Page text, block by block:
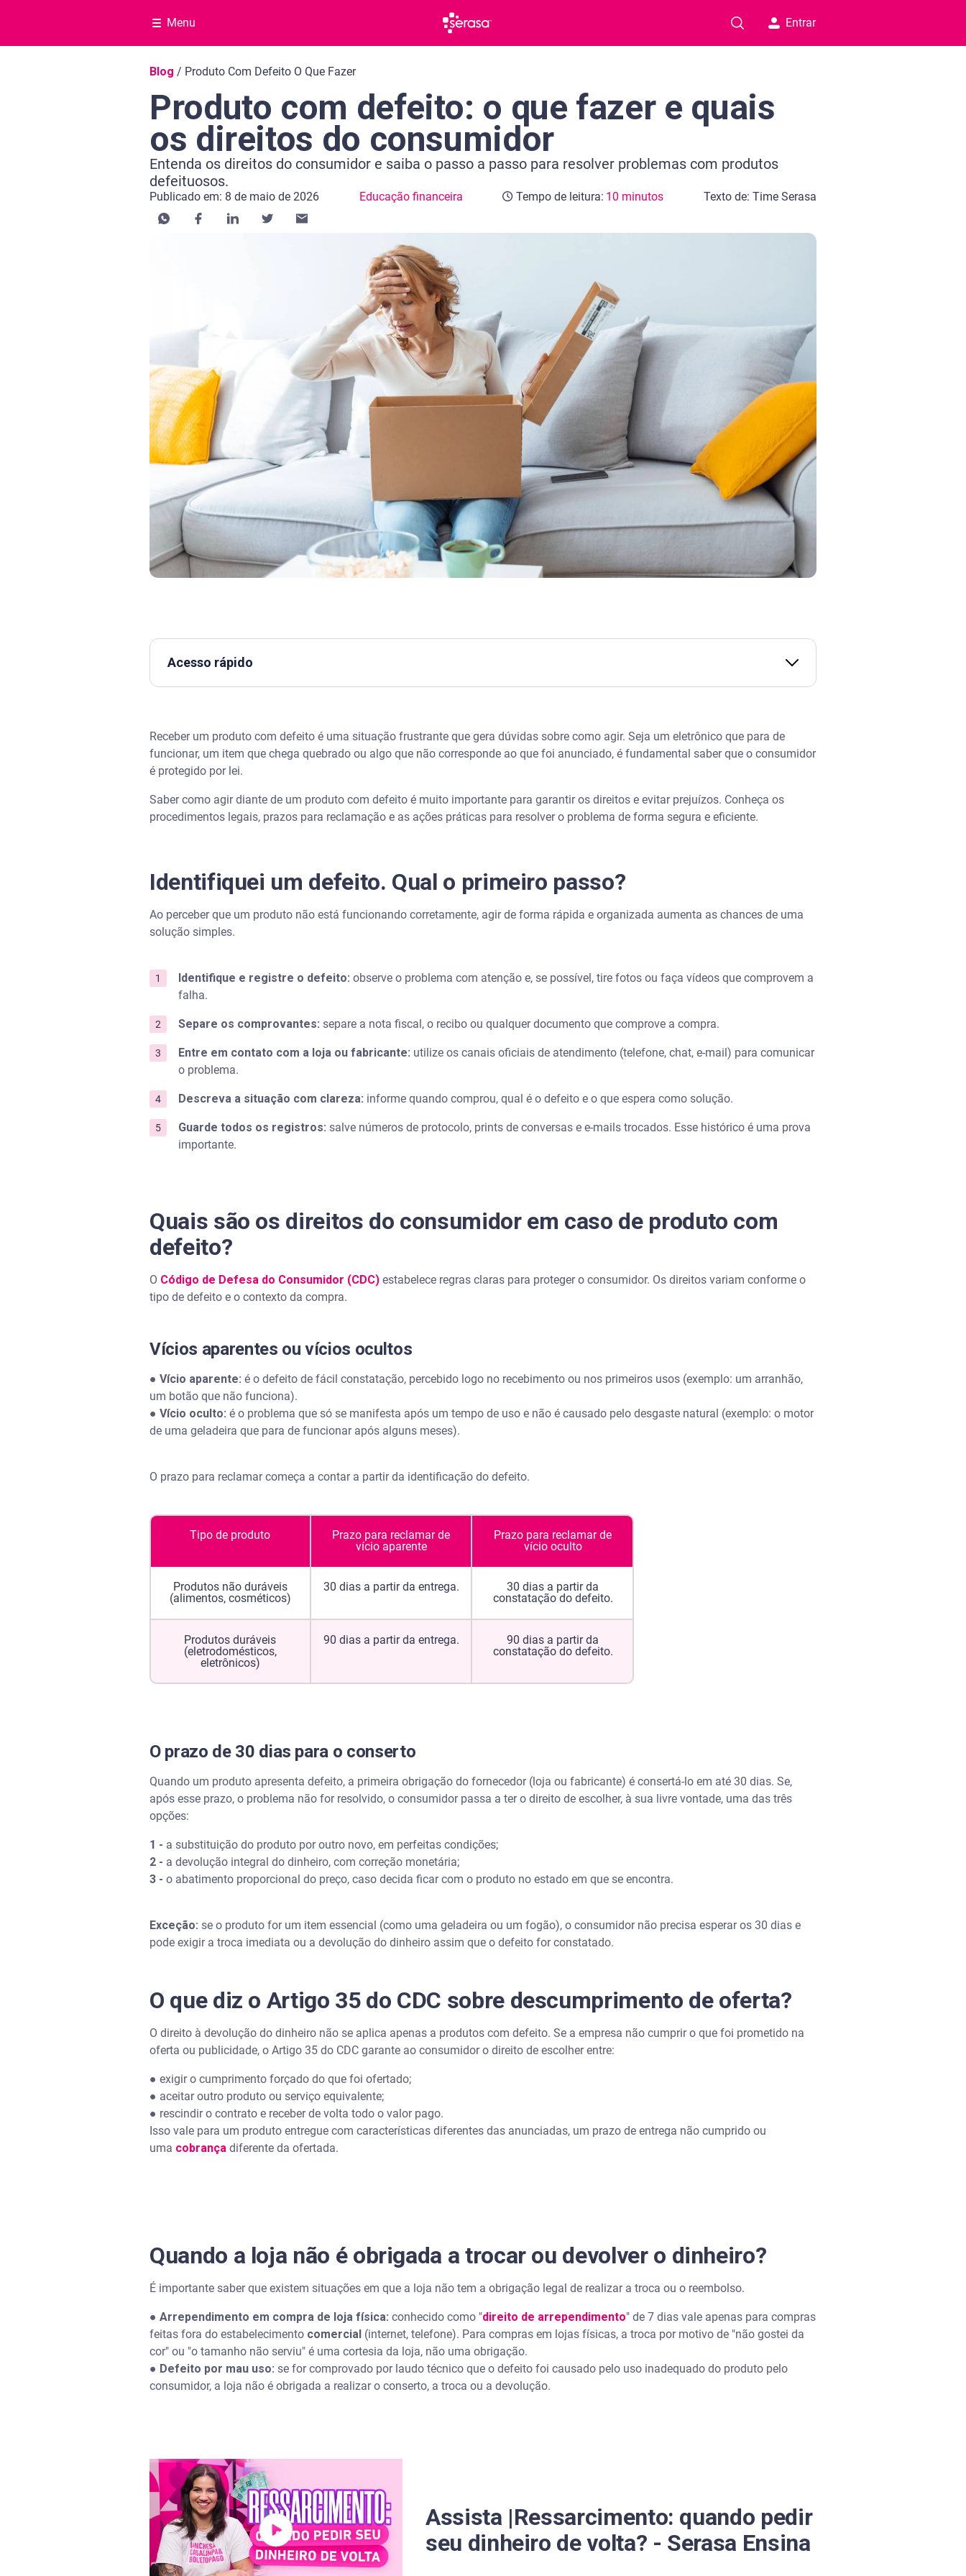
Menu Entrar
Navegação do blog
Blog / Produto Com Defeito O Que Fazer
Produto com defeito: o que fazer e quais
os direitos do consumidor
Entenda os direitos do consumidor e saiba o passo a passo para resolver problemas com produtos
defeituosos.
Publicado em: 8 de maio de 2026 Educação financeira
Categoria Educação financeira Tempo de leitura: 10 minutos
Tempo de leitura: 10 minutos Texto de: Time Serasa
Acesso rápido
Quais são os direitos do consumidor em caso de produto com defeito?
Vícios aparentes ou vícios ocultos
O prazo de 30 dias para o conserto
Quando a loja não é obrigada a trocar ou devolver o dinheiro?
Assista |Ressarcimento: quando pedir seu dinheiro de volta? - Serasa Ensina
Checklist de reclamação:
Conheça seus direitos e proteja sua saúde financeira
Perguntas frequentes sobre produto com defeito
Quais são os direitos do consumidor ao receber um produto com defeito?
Qual o prazo para solicitar a troca ou devolução de um produto defeituoso?
É obrigatório apresentar a nota fiscal para reclamar?
Receber um produto com defeito é uma situação frustrante que gera dúvidas sobre como agir. Seja um eletrônico que para de
funcionar, um item que chega quebrado ou algo que não corresponde ao que foi anunciado, é fundamental saber que o consumidor
é protegido por lei.
Saber como agir diante de um produto com defeito é muito importante para garantir os direitos e evitar prejuízos. Conheça os
procedimentos legais, prazos para reclamação e as ações práticas para resolver o problema de forma segura e eficiente.
Identifiquei um defeito. Qual o primeiro passo?
Ao perceber que um produto não está funcionando corretamente, agir de forma rápida e organizada aumenta as chances de uma
solução simples.
Identifique e registre o defeito: observe o problema com atenção e, se possível, tire fotos ou faça vídeos que comprovem a
falha.
Separe os comprovantes: separe a nota fiscal, o recibo ou qualquer documento que comprove a compra.
Entre em contato com a loja ou fabricante: utilize os canais oficiais de atendimento (telefone, chat, e-mail) para comunicar
o problema.
Descreva a situação com clareza: informe quando comprou, qual é o defeito e o que espera como solução.
Guarde todos os registros: salve números de protocolo, prints de conversas e e-mails trocados. Esse histórico é uma prova
importante.
Quais são os direitos do consumidor em caso de produto com
defeito?
O Código de Defesa do Consumidor (CDC) estabelece regras claras para proteger o consumidor. Os direitos variam conforme o
tipo de defeito e o contexto da compra.
Vícios aparentes ou vícios ocultos
● Vício aparente: é o defeito de fácil constatação, percebido logo no recebimento ou nos primeiros usos (exemplo: um arranhão,
um botão que não funciona).
● Vício oculto: é o problema que só se manifesta após um tempo de uso e não é causado pelo desgaste natural (exemplo: o motor
de uma geladeira que para de funcionar após alguns meses).
O prazo para reclamar começa a contar a partir da identificação do defeito.
Tipo de produto
Prazo para reclamar de
vício aparente
Prazo para reclamar de
vício oculto
Produtos não duráveis
(alimentos, cosméticos)
30 dias a partir da entrega.
30 dias a partir da
constatação do defeito.
Produtos duráveis
(eletrodomésticos,
eletrônicos)
90 dias a partir da entrega.
90 dias a partir da
constatação do defeito.
O prazo de 30 dias para o conserto
Quando um produto apresenta defeito, a primeira obrigação do fornecedor (loja ou fabricante) é consertá-lo em até 30 dias. Se,
após esse prazo, o problema não for resolvido, o consumidor passa a ter o direito de escolher, à sua livre vontade, uma das três
opções:
1 - a substituição do produto por outro novo, em perfeitas condições;
2 - a devolução integral do dinheiro, com correção monetária;
3 - o abatimento proporcional do preço, caso decida ficar com o produto no estado em que se encontra.
Exceção: se o produto for um item essencial (como uma geladeira ou um fogão), o consumidor não precisa esperar os 30 dias e
pode exigir a troca imediata ou a devolução do dinheiro assim que o defeito for constatado.
O que diz o Artigo 35 do CDC sobre descumprimento de oferta?
O direito à devolução do dinheiro não se aplica apenas a produtos com defeito. Se a empresa não cumprir o que foi prometido na
oferta ou publicidade, o Artigo 35 do CDC garante ao consumidor o direito de escolher entre:
● exigir o cumprimento forçado do que foi ofertado;
● aceitar outro produto ou serviço equivalente;
● rescindir o contrato e receber de volta todo o valor pago.
Isso vale para um produto entregue com características diferentes das anunciadas, um prazo de entrega não cumprido ou
uma cobrança diferente da ofertada.
Quando a loja não é obrigada a trocar ou devolver o dinheiro?
É importante saber que existem situações em que a loja não tem a obrigação legal de realizar a troca ou o reembolso.
● Arrependimento em compra de loja física: conhecido como "direito de arrependimento" de 7 dias vale apenas para compras
feitas fora do estabelecimento comercial (internet, telefone). Para compras em lojas físicas, a troca por motivo de "não gostei da
cor" ou "o tamanho não serviu" é uma cortesia da loja, não uma obrigação.
● Defeito por mau uso: se for comprovado por laudo técnico que o defeito foi causado pelo uso inadequado do produto pelo
consumidor, a loja não é obrigada a realizar o conserto, a troca ou a devolução.
Assista |Ressarcimento: quando pedir
seu dinheiro de volta? - Serasa Ensina